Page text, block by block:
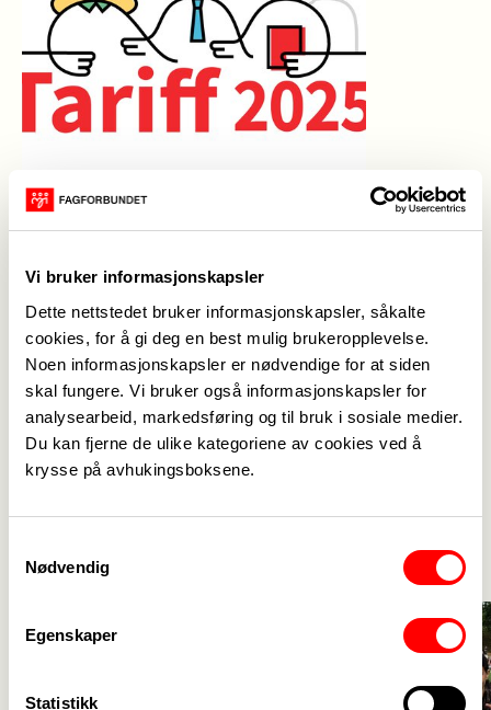
Vi bruker informasjonskapsler
Dette nettstedet bruker informasjonskapsler, såkalte
cookies, for å gi deg en best mulig brukeropplevelse.
Noen informasjonskapsler er nødvendige for at siden
skal fungere. Vi bruker også informasjonskapsler for
analysearbeid, markedsføring og til bruk i sosiale medier.
Du kan fjerne de ulike kategoriene av cookies ved å
krysse på avhukingsboksene.
Nødvendig
Egenskaper
Statistikk
4. februar 2025
Lønnsoppgjøret 2025